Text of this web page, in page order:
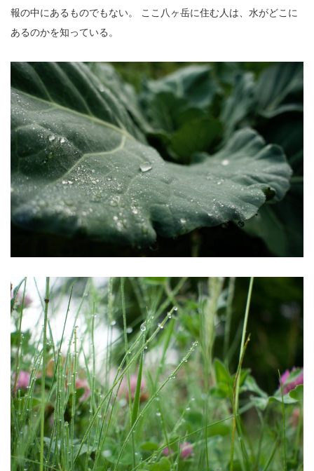
報の中にあるものでもない。
ここ八ヶ岳に住む人は、水がどこに
あるのかを知っている。